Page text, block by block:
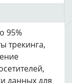
95%
трекинга,
данных для